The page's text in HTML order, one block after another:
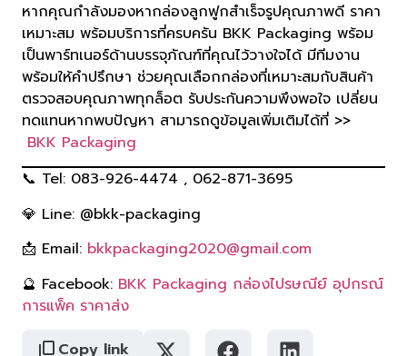
หากคุณกำลังมองหากล่องลูกฟูกสำเร็จรูปคุณภาพดี ราคา
เหมาะสม พร้อมบริการที่ครบครัน BKK Packaging พร้อม
เป็นพาร์ทเนอร์ด้านบรรจุภัณฑ์ที่คุณไว้วางใจได้ มีทีมงาน
พร้อมให้คำปรึกษา ช่วยคุณเลือกกล่องที่เหมาะสมกับสินค้า
ตรวจสอบคุณภาพทุกล็อต รับประกันความพึงพอใจ เปลี่ยน
ทดแทนหากพบปัญหา สามารถดูข้อมูลเพิ่มเติมได้ที่ >>
BKK Packaging
📞 Tel: 083-926-4474 , 062-871-3695
💎 Line: @bkk-packaging
📩 Email: bkkpackaging2020@gmail.com
🔮 Facebook: BKK Packaging กล่องไปรษณีย์ อุปกรณ์
การแพ็ค ราคาส่ง
Copy link